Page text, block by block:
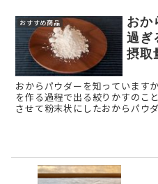
おすすめ商品
おか
過ぎ
摂取
おからパウダーを知っています
を作る過程で出る絞りかすのこ
させて粉末状にしたおからパウ